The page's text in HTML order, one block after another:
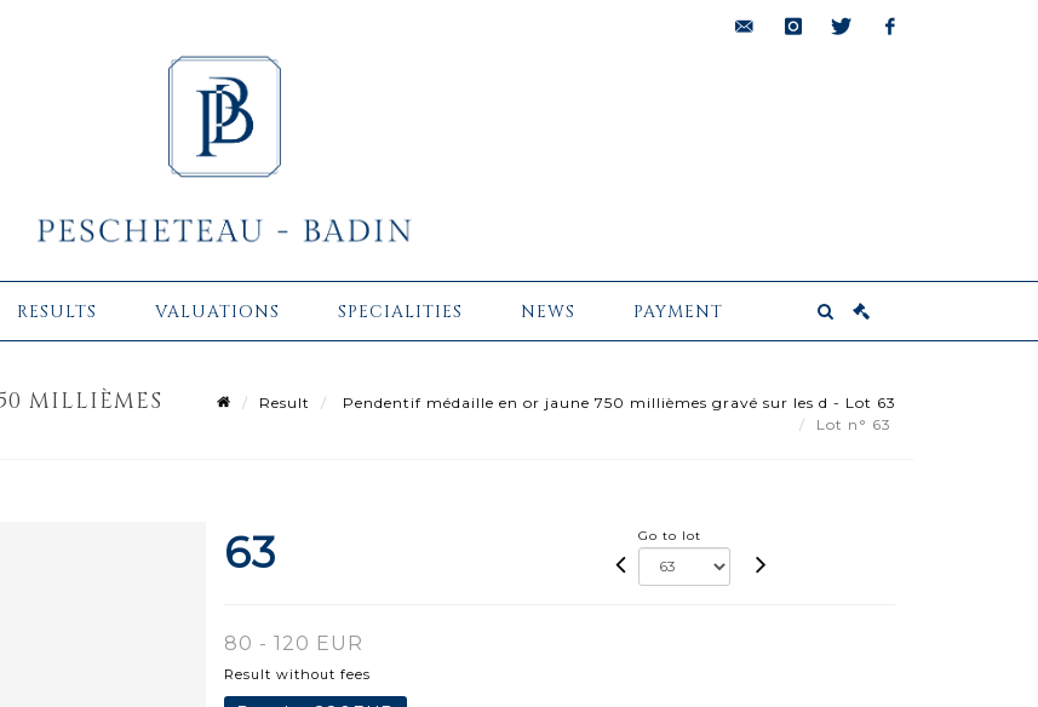
RESULTS VALUATIONS SPECIALITIES NEWS PAYMENT
MILLIÈMES Result
Pendentif médaille en or jaune 750 millièmes gravé sur les d - Lot 63
Lot n° 63
63 Go to lot
80 - 120 EUR
Result without fees